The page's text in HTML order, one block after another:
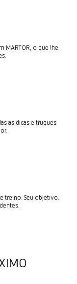
MARTOR, o que lhe
as dicas e truques
treino. Seu objetivo: